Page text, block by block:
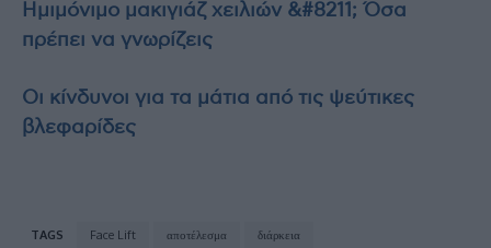
Ημιμόνιμο μακιγιάζ χειλιών &#8211; Όσα
πρέπει να γνωρίζεις
Οι κίνδυνοι για τα μάτια από τις ψεύτικες
βλεφαρίδες
TAGS Face Lift αποτέλεσμα διάρκεια